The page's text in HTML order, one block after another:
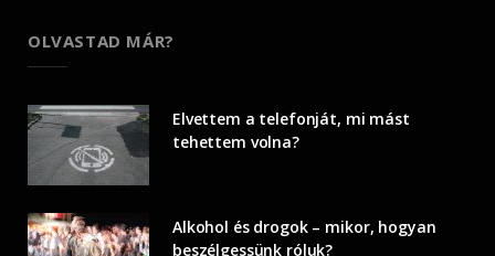
OLVASTAD MÁR?
Elvettem a telefonját, mi mást
tehettem volna?
Alkohol és drogok – mikor, hogyan
beszélgessünk róluk?